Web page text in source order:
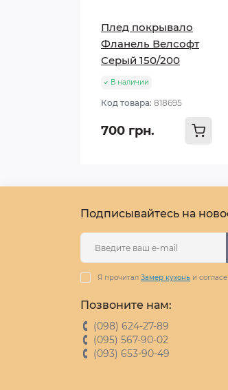
Плед покрывало
Фланель Велсофт
Серый 150/200
В наличии
Код товара: 818695
700 грн.
Подписывайтесь на
Я прочитал Замер кухонь и
Позвоните нам:
(098) 624-27-89
(095) 567-90-02
(093) 653-90-49